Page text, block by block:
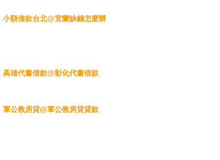
小額借款台北@宜蘭缺錢怎麼辦
高雄代書借款@彰化代書借款
軍公教房貸@軍公教房貸貸款